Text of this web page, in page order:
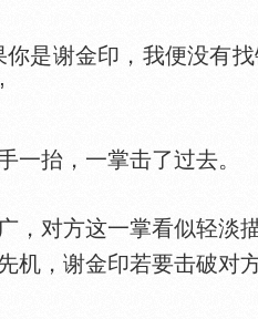
谢金印，我便没有找
抬，一掌击了过去。
对方这一掌看似轻淡
机，谢金印若要击破对